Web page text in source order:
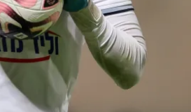
לבית עסק